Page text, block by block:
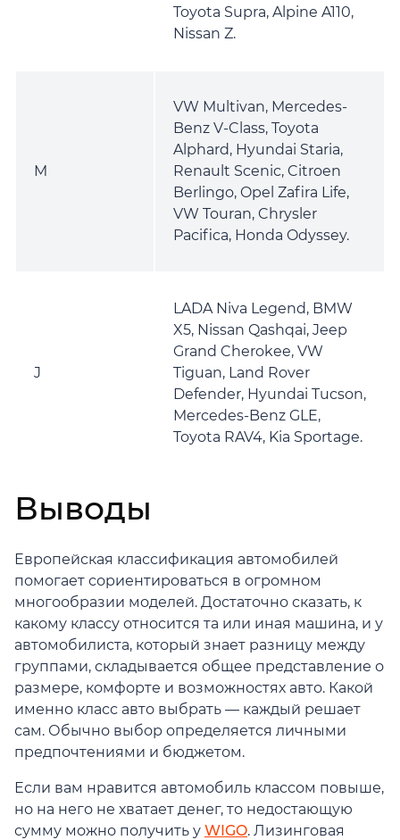
Toyota Supra, Alpine A110,
Nissan Z.
M
VW Multivan, Mercedes-
Benz V-Class, Toyota
Alphard, Hyundai Staria,
Renault Scenic, Citroen
Berlingo, Opel Zafira Life,
VW Touran, Chrysler
Pacifica, Honda Odyssey.
J
LADA Niva Legend, BMW
X5, Nissan Qashqai, Jeep
Grand Cherokee, VW
Tiguan, Land Rover
Defender, Hyundai Tucson,
Mercedes-Benz GLE,
Toyota RAV4, Kia Sportage.
Выводы
Европейская классификация автомобилей
помогает сориентироваться в огромном
многообразии моделей. Достаточно сказать, к
какому классу относится та или иная машина, и у
автомобилиста, который знает разницу между
группами, складывается общее представление о
размере, комфорте и возможностях авто. Какой
именно класс авто выбрать — каждый решает
сам. Обычно выбор определяется личными
предпочтениями и бюджетом.
Если вам нравится автомобиль классом повыше,
но на него не хватает денег, то недостающую
сумму можно получить у WIGO. Лизинговая